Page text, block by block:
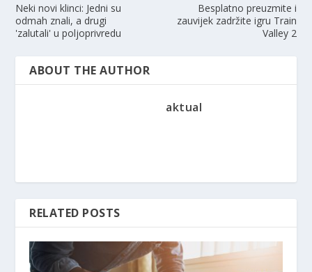
Neki novi klinci: Jedni su
odmah znali, a drugi
'zalutali' u poljoprivredu
Besplatno preuzmite i
zauvijek zadržite igru ​​Train
Valley 2
ABOUT THE AUTHOR
aktual
RELATED POSTS